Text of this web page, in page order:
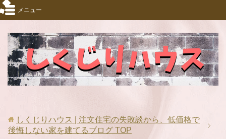
メニュー
しくじりハウス | 注文住宅の失敗談から、低価格で
後悔しない家を建てるブログ TOP